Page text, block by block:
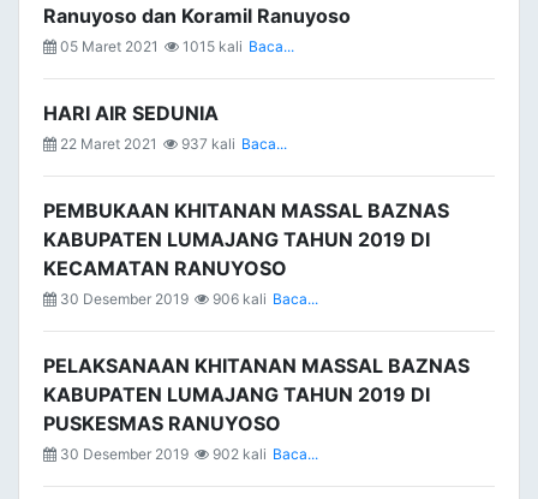
Ranuyoso dan Koramil Ranuyoso
05 Maret 2021 1015 kali Baca...
HARI AIR SEDUNIA
22 Maret 2021 937 kali Baca...
PEMBUKAAN KHITANAN MASSAL BAZNAS
KABUPATEN LUMAJANG TAHUN 2019 DI
KECAMATAN RANUYOSO
30 Desember 2019 906 kali Baca...
PELAKSANAAN KHITANAN MASSAL BAZNAS
KABUPATEN LUMAJANG TAHUN 2019 DI
PUSKESMAS RANUYOSO
30 Desember 2019 902 kali Baca...